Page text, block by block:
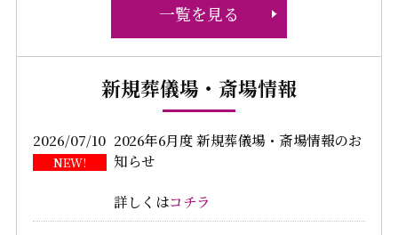
一覧を見る
新規葬儀場・斎場情報
2026/07/10 2026年6月度 新規葬儀場・斎場情報のお
知らせ
詳しくはコチラ